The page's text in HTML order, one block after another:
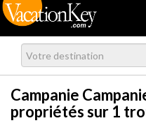
Campanie
propriétés sur 1